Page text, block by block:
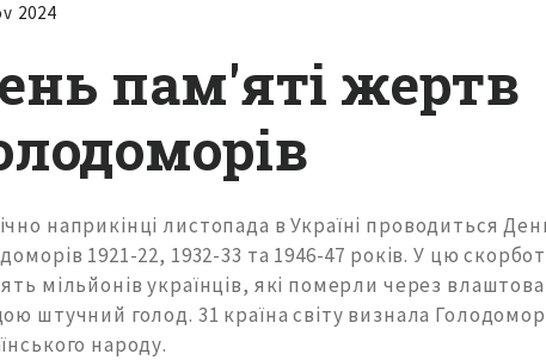
2024
пам'яті жертв
наприкінці листопада в Україні проводиться
1921-22, 1932-33 та 1946-47 років. У цю
мільйонів українців, які померли через
штучний голод. 31 країна світу визнала
народу.